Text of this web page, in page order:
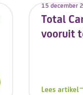
Total
vooruit
15 december
Lees artikel